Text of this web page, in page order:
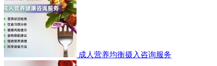
成人营养均衡摄入咨询服务